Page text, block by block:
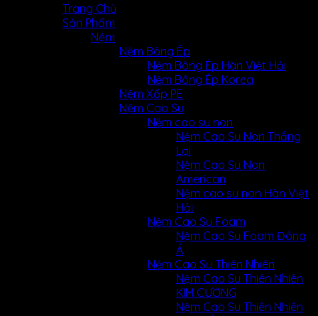
Trang Chủ
Sản Phẩm
Nệm
Nệm Bông Ép
Nệm Bông Ép Hàn Việt Hải
Nệm Bông Ép Korea
Nệm Xốp PE
Nệm Cao Su
Nệm cao su non
Nệm Cao Su Non Thắng
Lợi
Nệm Cao Su Non
American
Nệm cao su non Hàn Việt
Hải
Nệm Cao Su Foam
Nệm Cao Su Foam Đông
Á
Nệm Cao Su Thiên Nhiên
Nệm Cao Su Thiên Nhiên
KIM CƯƠNG
Nệm Cao Su Thiên Nhiên